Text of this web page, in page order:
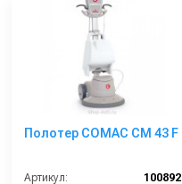
Полотер COMAC CM 43 F
Артикул:
100892